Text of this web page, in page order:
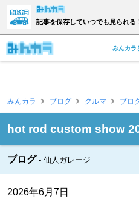
記事を保存していつでも見られる
みんカラ
みんカラ ブログ クルマ ブロ
hot rod custom show
ブログ 仙人ガレージ
2026年6月7日